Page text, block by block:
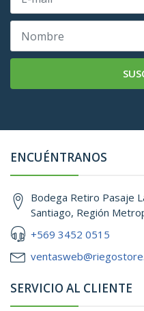
ENCUÉNTRANOS
Bodega Retiro Pasaje
Santiago, Región
+569 3452 0515
SERVICIO AL CLIENTE